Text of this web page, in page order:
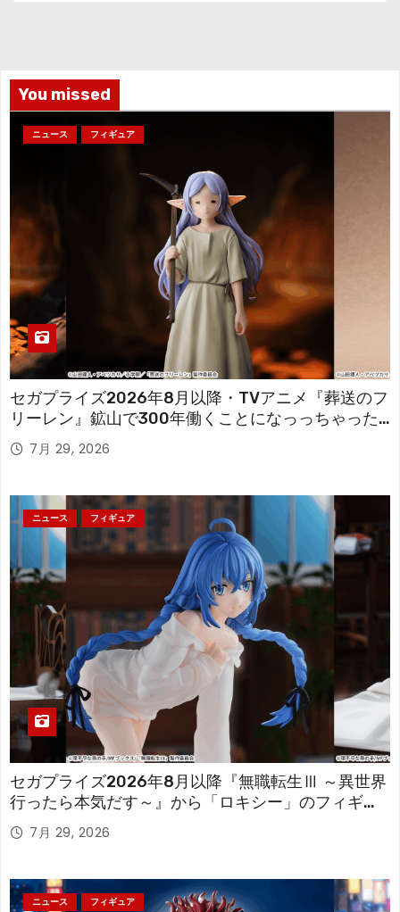
You missed
ニュース フィギュア
セガプライズ2026年8月以降・TVアニメ『葬送のフ
リーレン』鉱山で300年働くことになっっちゃった
「フリーレン」を立体化！
7月 29, 2026
ニュース フィギュア
セガプライズ2026年8月以降『無職転生Ⅲ ～異世界
行ったら本気だす～』から「ロキシー」のフィギュ
アが登場！
7月 29, 2026
ニュース フィギュア